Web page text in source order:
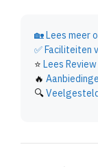
🏡Lees meer
✅Faciliteiten
⭐ Lees
🔥
🔍